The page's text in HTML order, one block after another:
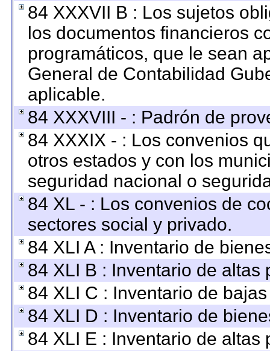
84 XXXVII B : Los sujetos
los documentos financieros
programáticos, que le sean
General de Contabilidad
aplicable.
84 XXXVIII - : Padrón de
84 XXXIX - : Los convenios
otros estados y con los
seguridad nacional o
84 XL - : Los convenios de
sectores social y privado.
84 XLI A : Inventario de
84 XLI B : Inventario de
84 XLI C : Inventario de
84 XLI D : Inventario de
84 XLI E : Inventario de